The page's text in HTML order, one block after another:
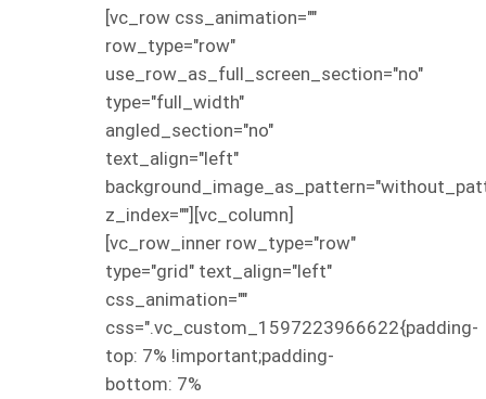
[vc_row css_animation=""
row_type="row"
use_row_as_full_screen_section="no"
type="full_width"
angled_section="no"
text_align="left"
z_index=""][vc_column]
[vc_row_inner row_type="row"
type="grid" text_align="left"
css_animation=""
css=".vc_custom_1597223966622{padding-
top: 7% !important;padding-
bottom: 7%